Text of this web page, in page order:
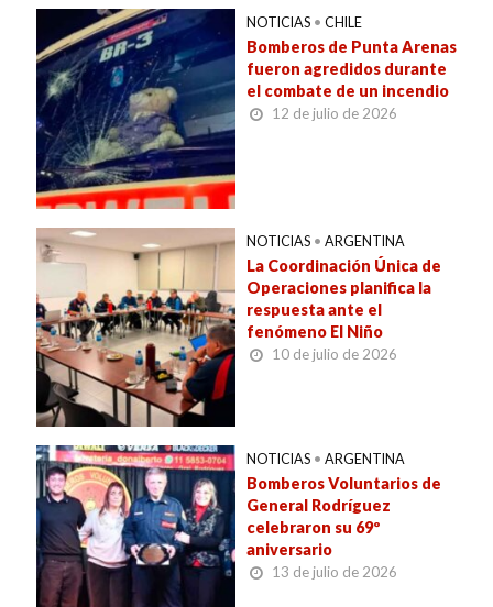
NOTICIAS • CHILE
Bomberos de Punta Arenas
fueron agredidos durante
el combate de un incendio
12 de julio de 2026
NOTICIAS • ARGENTINA
La Coordinación Única de
Operaciones planifica la
respuesta ante el
fenómeno El Niño
10 de julio de 2026
NOTICIAS • ARGENTINA
Bomberos Voluntarios de
General Rodríguez
celebraron su 69º
aniversario
13 de julio de 2026